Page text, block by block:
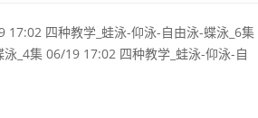
四种教学_蛙泳-仰泳-自由泳-蝶泳_6集
_4集 06/19 17:02 四种教学_蛙泳-仰泳-自